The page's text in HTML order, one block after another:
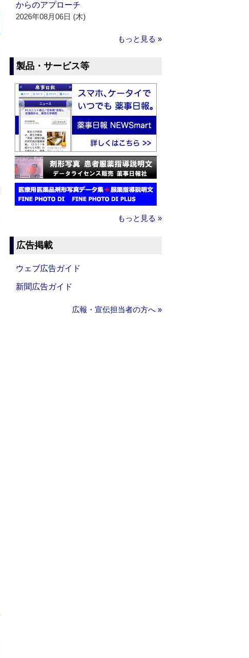
からのアプローチ
2026年08月06日 (木)
もっと見る »
製品・サービス等
もっと見る »
広告掲載
ウェブ広告ガイド
新聞広告ガイド
広報・宣伝担当者の方へ »